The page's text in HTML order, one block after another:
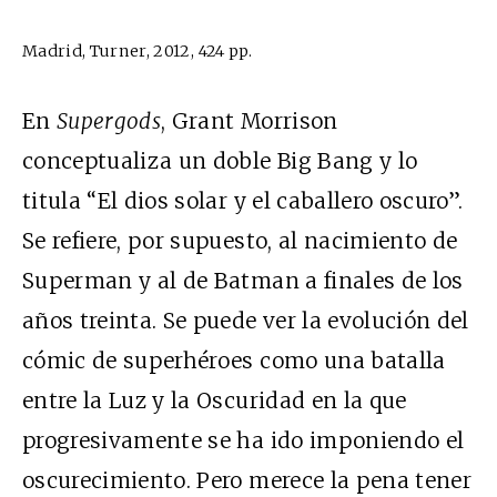
Madrid, Turner, 2012, 424 pp.
EnSupergods, Grant Morrison
conceptualiza un doble Big Bang y lo
titula “El dios solar y el caballero oscuro”.
Se refiere, por supuesto, al nacimiento de
Superman y al de Batman a finales de los
años treinta. Se puede ver la evolución del
cómic de superhéroes como una batalla
entre la Luz y la Oscuridad en la que
progresivamente se ha ido imponiendo el
oscurecimiento. Pero merece la pena tener